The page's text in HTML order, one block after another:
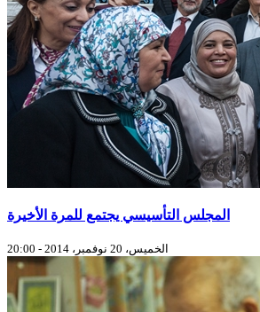
المجلس التأسيسي يجتمع للمرة الأخيرة
الخميس، 20 نوفمبر، 2014 - 20:00